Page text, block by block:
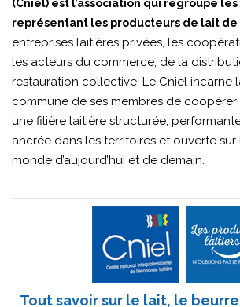
(Cniel) est l’association qui regroupe
représentant les producteurs de lait de
entreprises laitières privées, les
les acteurs du commerce, de la
restauration collective. Le Cniel incarne
commune de ses membres de
une filière laitière structurée,
ancrée dans les territoires et ouverte
monde d’aujourd’hui et de demain.
Tout savoir sur le lait, le